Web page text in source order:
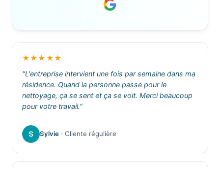
★★★★★
"L'entreprise intervient une fois par semaine dans ma
résidence. Quand la personne passe pour le
nettoyage, ça se sent et ça se voit. Merci beaucoup
pour votre travail."
Sylvie · Cliente régulière